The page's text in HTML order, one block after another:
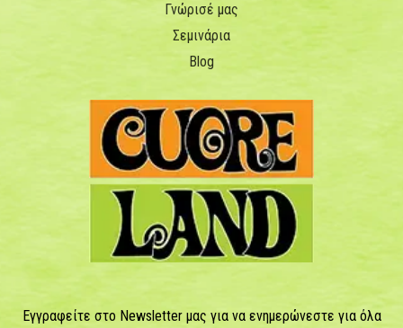
Γνώρισέ μας
Σεμινάρια
Blog
Εγγραφείτε στο Newsletter μας για να ενημερώνεστε για όλα